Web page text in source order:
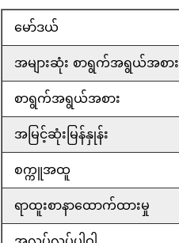
မော်ဒယ်
အများဆုံး စာရွက်အရွယ်အစား
စာရွက်အရွယ်အစား
အမြင့်ဆုံးမြန်နှုန်း
စက္ကူအထူ
ရာထူးစာနာထောက်ထားမှု